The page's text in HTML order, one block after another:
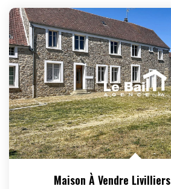
Maison À Vendre Livilliers